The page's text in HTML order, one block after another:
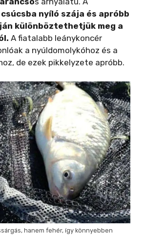
nyíló szája és apróbb
különböztethetjük meg a
A fiatalabb leánykoncér
a nyúldomolykóhoz és a
de ezek pikkelyzete apróbb.
hanem fehér, így könnyebben